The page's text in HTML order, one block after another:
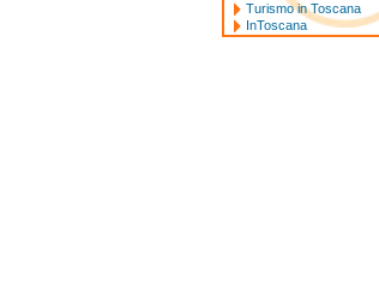
Turismo in Toscana
InToscana